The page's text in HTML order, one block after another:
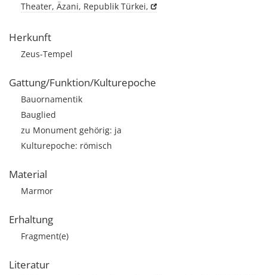
Theater, Äzani, Republik Türkei,
Herkunft
Zeus-Tempel
Gattung/Funktion/Kulturepoche
Bauornamentik
Bauglied
zu Monument gehörig: ja
Kulturepoche: römisch
Material
Marmor
Erhaltung
Fragment(e)
Literatur